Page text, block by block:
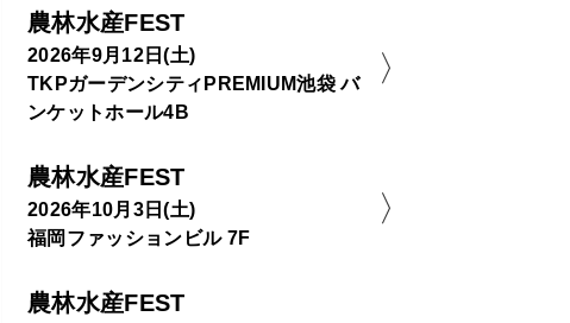
農林水産FEST
2026年9月12日(土)
TKPガーデンシティPREMIUM池袋 バ
ンケットホール4B
農林水産FEST
2026年10月3日(土)
福岡ファッションビル 7F
農林水産FEST